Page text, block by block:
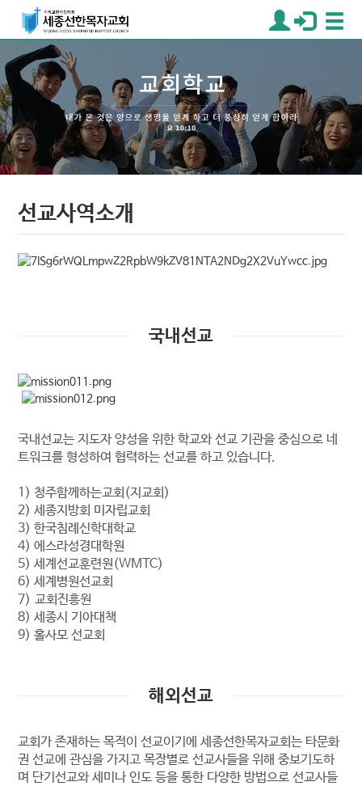
선교사역소개
국내선교
국내선교는 지도자 양성을 위한 학교와 선교 기관을 중심으로 네
트워크를 형성하여 협력하는 선교를 하고 있습니다.
1) 청주함께하는교회(지교회)
2) 세종지방회 미자립교회
3) 한국침례신학대학교
4) 에스라성경대학원
5) 세계선교훈련원(WMTC)
6) 세계병원선교회
7) 교회진흥원
8) 세종시 기아대책
9) 홀사모 선교회
해외선교
교회가 존재하는 목적이 선교이기에 세종선한목자교회는 타문화
권 선교에 관심을 가지고 목장별로 선교사들을 위해 중보기도하
며 단기선교와 세미나 인도 등을 통한 다양한 방법으로 선교사들